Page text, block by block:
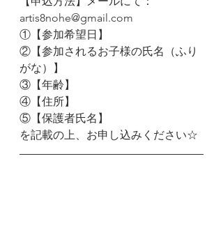
artis8nohe@gmail.com
①【参加希望日】
②【参加されるお子様の氏名（ふり
がな）】
③【年齢】
④【住所】
⑤【保護者氏名】
を記載の上、お申し込みください☆